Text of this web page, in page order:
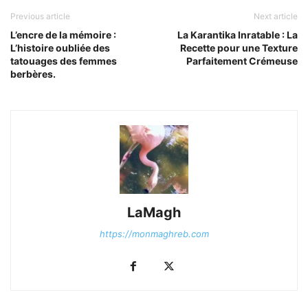
Previous article
L’encre de la mémoire :
L’histoire oubliée des
tatouages des femmes
berbères.
Next article
La Karantika Inratable : La
Recette pour une Texture
Parfaitement Crémeuse
LaMagh
https://monmaghreb.com